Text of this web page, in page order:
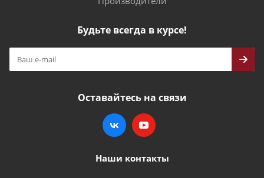
Будьте всегда в курсе!
Оставайтесь на связи
Наши контакты